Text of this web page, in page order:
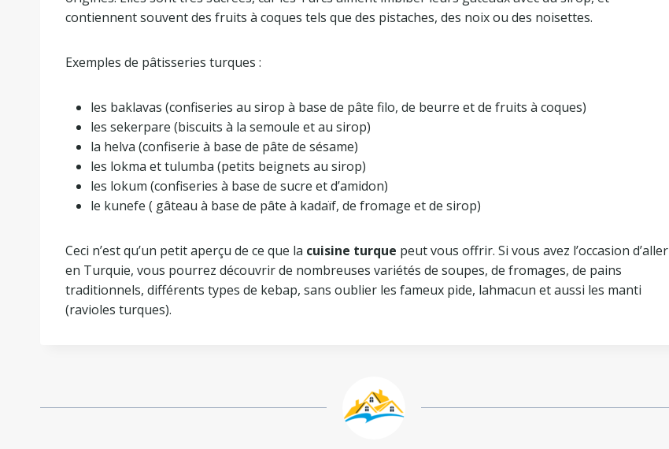
contiennent souvent des fruits à coques tels que des pistaches, des noix ou des noisettes.
Exemples de pâtisseries turques :
les baklavas (confiseries au sirop à base de pâte filo, de beurre et de fruits à coques)
les sekerpare (biscuits à la semoule et au sirop)
la helva (confiserie à base de pâte de sésame)
les lokma et tulumba (petits beignets au sirop)
les lokum (confiseries à base de sucre et d’amidon)
le kunefe ( gâteau à base de pâte à kadaïf, de fromage et de sirop)
Ceci n’est qu’un petit aperçu de ce que la cuisine turque peut vous offrir. Si vous avez l’occasion d’aller
en Turquie, vous pourrez découvrir de nombreuses variétés de soupes, de fromages, de pains
traditionnels, différents types de kebap, sans oublier les fameux pide, lahmacun et aussi les manti
(ravioles turques).